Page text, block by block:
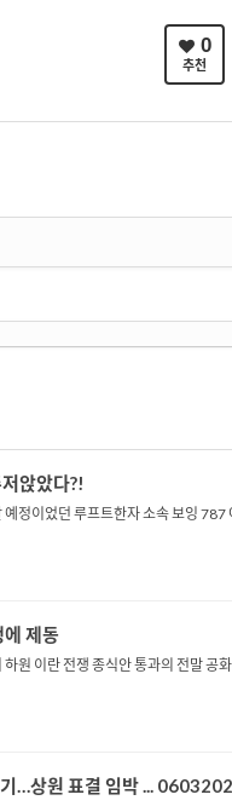
0
추천
앉았다?!
정이었던 루프트한자 소속 보잉
에 제동
원 이란 전쟁 종식안 통과의 전말
기…상원 표결 임박 ...